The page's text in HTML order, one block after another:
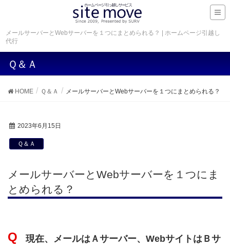
メールサーバーとWebサーバーを１つにまとめられる？ | ホームページ引越し
代行
Ｑ＆Ａ
HOME Ｑ＆Ａ メールサーバーとWebサーバーを１つにまとめられる？
2023年6月15日
Ｑ＆Ａ
メールサーバーとWebサーバーを１つにま
とめられる？
現在、メールはＡサーバー、WebサイトはＢサ